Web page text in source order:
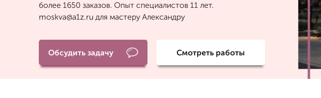
более 1650 заказов. Опыт специалистов 11 лет.
moskva@a1z.ru для мастеру Александру
Обсудить задачу Смотреть работы